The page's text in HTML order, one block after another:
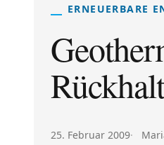
ERNEUERBARE
Veröffentlicht am:
25. Februar 2009